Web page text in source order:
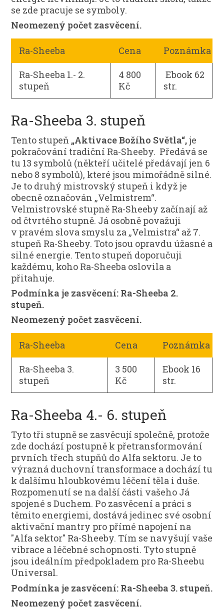
se zde pracuje se symboly.
Neomezený počet zasvěcení.
Ra-Sheeba Cena
Poznámka
Ra-Sheeba 1.- 2.
stupeň
4 800
Kč
Ebook 62
str.
Ra-Sheeba 3. stupeň
Tento stupeň „Aktivace Božího Světla“,je
pokračování tradiční Ra-Sheeby. Předává se
tu 13 symbolů (někteří učitelé předávají jen 6
nebo 8 symbolů), které jsou mimořádně silné.
Je to druhý mistrovský stupeň i když je
obecně označován „Velmistrem“.
Velmistrovské stupně Ra-Sheeby začínají až
od čtvrtého stupně. Já osobně považuji
v pravém slova smyslu za „Velmistra“ až 7.
stupeň Ra-Sheeby. Toto jsou opravdu úžasné a
silné energie. Tento stupeň doporučuji
každému, koho Ra-Sheeba oslovila a
přitahuje.
Podmínka je zasvěcení: Ra-Sheeba 2.
stupeň.
Neomezený počet zasvěcení.
Ra-Sheeba Cena
Poznámka
Ra-Sheeba 3.
stupeň
3 500
Kč
Ebook 16
str.
Ra-Sheeba 4.- 6. stupeň
Tyto tři stupně se zasvěcují společně, protože
zde dochází postupně k přetransformování
prvních třech stupňů do Alfa sektoru. Je to
výrazná duchovní transformace a dochází tu
k dalšímu hloubkovému léčení těla i duše.
Rozpomenutí se na další části vašeho Já
spojené s Duchem. Po zasvěcení a práci s
těmito energiemi, dostává jedinec své osobní
aktivační mantry pro přímé napojení na
"Alfa sektor" Ra-Sheeby. Tím se navyšují vaše
vibrace a léčebné schopnosti. Tyto stupně
jsou ideálním předpokladem pro Ra-Sheebu
Universal.
Podmínka je zasvěcení: Ra-Sheeba 3. stupeň.
Neomezený počet zasvěcení.